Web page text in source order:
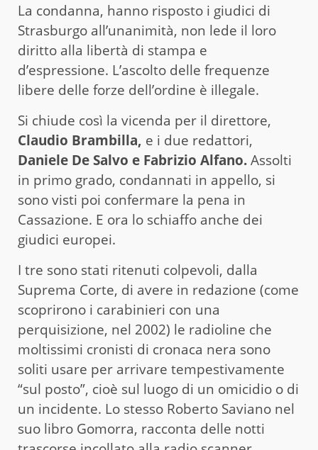
La condanna, hanno risposto i giudici di
Strasburgo all’unanimità, non lede il loro
diritto alla libertà di stampa e
d’espressione. L’ascolto delle frequenze
libere delle forze dell’ordine è illegale.
Si chiude così la vicenda per il direttore,
Claudio Brambilla, e i due redattori,
Daniele De Salvo e Fabrizio Alfano.Assolti
in primo grado, condannati in appello, si
sono visti poi confermare la pena in
Cassazione. E ora lo schiaffo anche dei
giudici europei.
I tre sono stati ritenuti colpevoli, dalla
Suprema Corte, di avere in redazione (come
scoprirono i carabinieri con una
perquisizione, nel 2002) le radioline che
moltissimi cronisti di cronaca nera sono
soliti usare per arrivare tempestivamente
“sul posto”, cioè sul luogo di un omicidio o di
un incidente. Lo stesso Roberto Saviano nel
suo libro Gomorra, racconta delle notti